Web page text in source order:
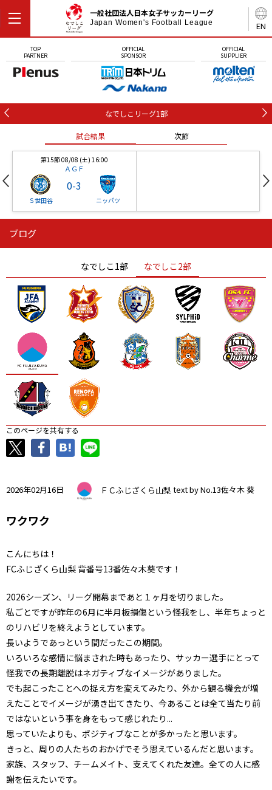
EN
一般社団法人日本女子サッカーリーグ
Japan Women's Football League
TOP
PARTNER
OFFICIAL
SPONSOR
OFFICIAL
SUPPLIER
なでしこリーグ1部
試合結果 次節
第15節 08/08 (土) 16:00
ＡＧＦ
Ｓ世田谷
0-3
ニッパツ
ニッパツ
ニッパツ 名古屋
石人の星
静岡 愛媛Ｌ
ブログ
なでしこ1部 なでしこ2部
このページを共有する
2026年02月16日 ＦＣふじざくら山梨text by No.13佐々木 葵
ワクワク
こんにちは！
FCふじざくら山梨 背番号13番佐々木葵です！
2026シーズン、リーグ開幕まであと１ヶ月を切りました。
私ごとですが昨年の6月に半月板損傷という怪我をし、半年ちょっと
のリハビリを終えようとしています。
長いようであっという間だったこの期間。
いろいろな感情に悩まされた時もあったり、サッカー選手にとって
怪我での長期離脱はネガティブなイメージがありました。
でも起こったことへの捉え方を変えてみたり、外から観る機会が増
えたことでイメージが湧き出てきたり、今あることは全て当たり前
ではないという事を身をもって感じれたり...
思っていたよりも、ポジティブなことが多かったと思います。
きっと、周りの人たちのおかげでそう思えているんだと思います。
家族、スタッフ、チームメイト、支えてくれた友達。全ての人に感
謝を伝えたいです。